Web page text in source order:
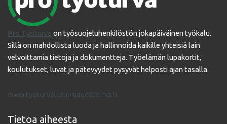
Pro Työturva on työsuojeluhenkilöstön jokapäiväinen työkalu.
Sillä on mahdollista luoda ja hallinnoida kaikille yhteisiä lain
velvoittamia tietoja ja dokumentteja. Työelämän lupakortit,
koulutukset, luvat ja pätevyydet pysyvät helposti ajan tasalla.
www.tyoturvallisuusjarjestelma.fi
Tietoa aiheesta